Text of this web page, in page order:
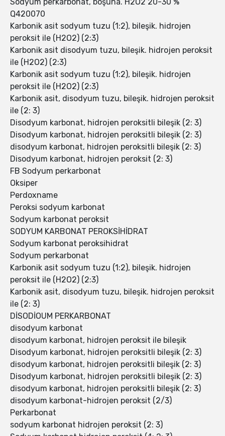
Q420070
Karbonik asit sodyum tuzu (1:2), bileşik. hidrojen
peroksit ile (H2O2) (2:3)
Karbonik asit disodyum tuzu, bileşik. hidrojen peroksit
ile (H2O2) (2:3)
Karbonik asit sodyum tuzu (1:2), bileşik. hidrojen
peroksit ile (H2O2) (2:3)
Karbonik asit, disodyum tuzu, bileşik. hidrojen peroksit
ile (2: 3)
Disodyum karbonat, hidrojen peroksitli bileşik (2: 3)
Disodyum karbonat, hidrojen peroksitli bileşik (2: 3)
disodyum karbonat, hidrojen peroksitli bileşik (2: 3)
Disodyum karbonat, hidrojen peroksit (2: 3)
FB Sodyum perkarbonat
Oksiper
Perdoxname
Peroksi sodyum karbonat
Sodyum karbonat peroksit
SODYUM KARBONAT PEROKSİHİDRAT
Sodyum karbonat peroksihidrat
Sodyum perkarbonat
Karbonik asit sodyum tuzu (1:2), bileşik. hidrojen
peroksit ile (H2O2) (2:3)
Karbonik asit, disodyum tuzu, bileşik. hidrojen peroksit
ile (2: 3)
DİSODİOUM PERKARBONAT
disodyum karbonat
disodyum karbonat, hidrojen peroksit ile bileşik
Disodyum karbonat, hidrojen peroksitli bileşik (2: 3)
disodyum karbonat, hidrojen peroksitli bileşik (2: 3)
Disodyum karbonat, hidrojen peroksitli bileşik (2: 3)
disodyum karbonat, hidrojen peroksitli bileşik (2: 3)
disodyum karbonat-hidrojen peroksit (2/3)
Perkarbonat
sodyum karbonat hidrojen peroksit (2: 3)